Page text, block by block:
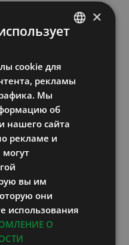
или
о том, как
кишечника.
RUSSIAN
LATVIAN
×
cookie для
рекламы
Мы
об
нашего сайта
рекламе и
вы им
они
использования
О